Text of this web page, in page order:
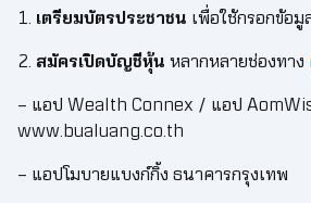
1. เตรียมบัตรประชาชน เพื่อใช้กรอกข้อมู
2. สมัครเปิดบัญชีหุ้นหลากหลายช่องทาง
– แอป Wealth Connex / แอป
www.bualuang.co.th
– แอปโมบายแบงก์กิ้ง ธนาคารกรุงเทพ